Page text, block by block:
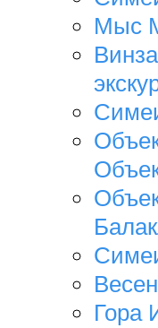
Мыс
Гора